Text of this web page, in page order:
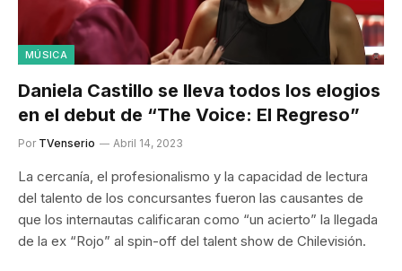
MÚSICA
Daniela Castillo se lleva todos los elogios
en el debut de “The Voice: El Regreso”
Por TVenserio Abril 14, 2023
La cercanía, el profesionalismo y la capacidad de lectura
del talento de los concursantes fueron las causantes de
que los internautas calificaran como “un acierto” la llegada
de la ex “Rojo” al spin-off del talent show de Chilevisión.